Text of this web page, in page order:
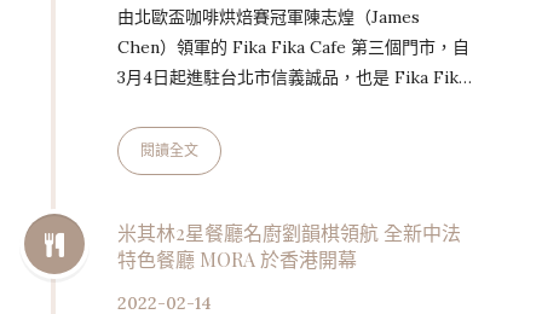
由北歐盃咖啡烘焙賽冠軍陳志煌（James
Chen）領軍的 Fika Fika Cafe 第三個門市，自
3月4日起進駐台北市信義誠品，也是 Fika Fika
義商圈幅員廣闊，除了逛街看電影從事娛樂活動
的人潮外，也有不少上班族。看到市政府捷運站
定進駐信義誠品。 過往，Fika Fika Cafe 在伊
通創始店累積不少死忠的上班族顧客，自2012年
閱讀全文
米其林2星餐廳名廚劉韻棋領航 全新中法
特色餐廳 MORA 於香港開幕
2022-02-14